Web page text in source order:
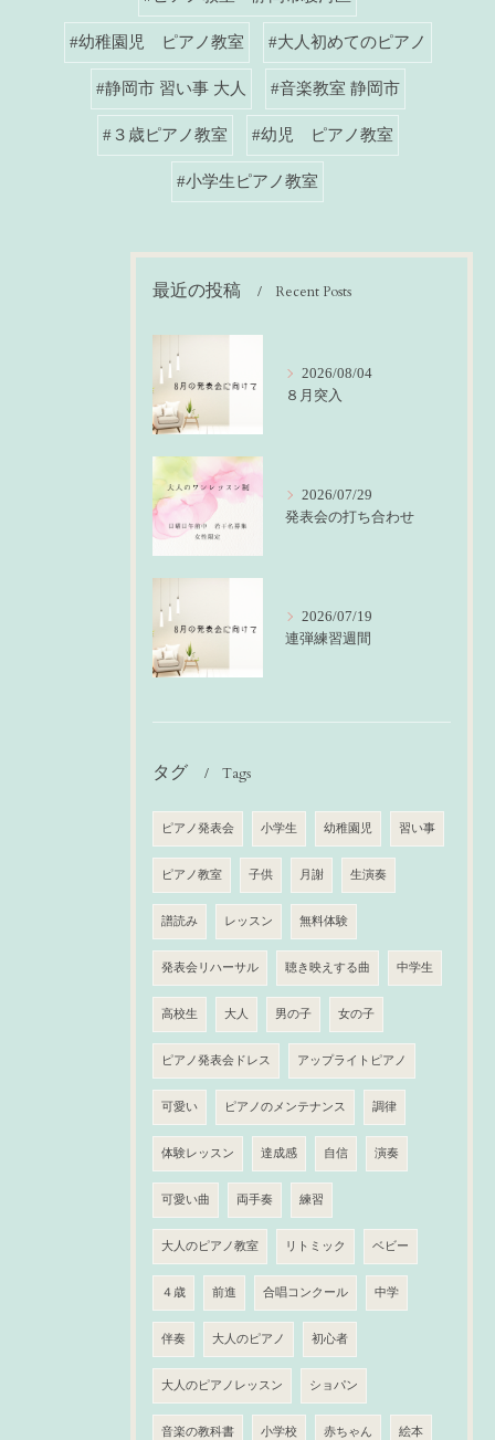
#幼稚園児 ピアノ教室 #大人初めてのピアノ
#静岡市 習い事 大人 #音楽教室 静岡市
#３歳ピアノ教室 #幼児 ピアノ教室
#小学生ピアノ教室
最近の投稿 Recent Posts
2026/08/04
８月突入
2026/07/29
発表会の打ち合わせ
2026/07/19
連弾練習週間
タグ Tags
ピアノ発表会 小学生 幼稚園児 習い事
ピアノ教室 子供 月謝 生演奏
譜読み レッスン 無料体験
発表会リハーサル 聴き映えする曲 中学生
高校生 大人 男の子 女の子
ピアノ発表会ドレス アップライトピアノ
可愛い ピアノのメンテナンス 調律
体験レッスン 達成感 自信 演奏
可愛い曲 両手奏 練習
大人のピアノ教室 リトミック ベビー
４歳 前進 合唱コンクール 中学
伴奏 大人のピアノ 初心者
大人のピアノレッスン ショパン
音楽の教科書 小学校 赤ちゃん 絵本